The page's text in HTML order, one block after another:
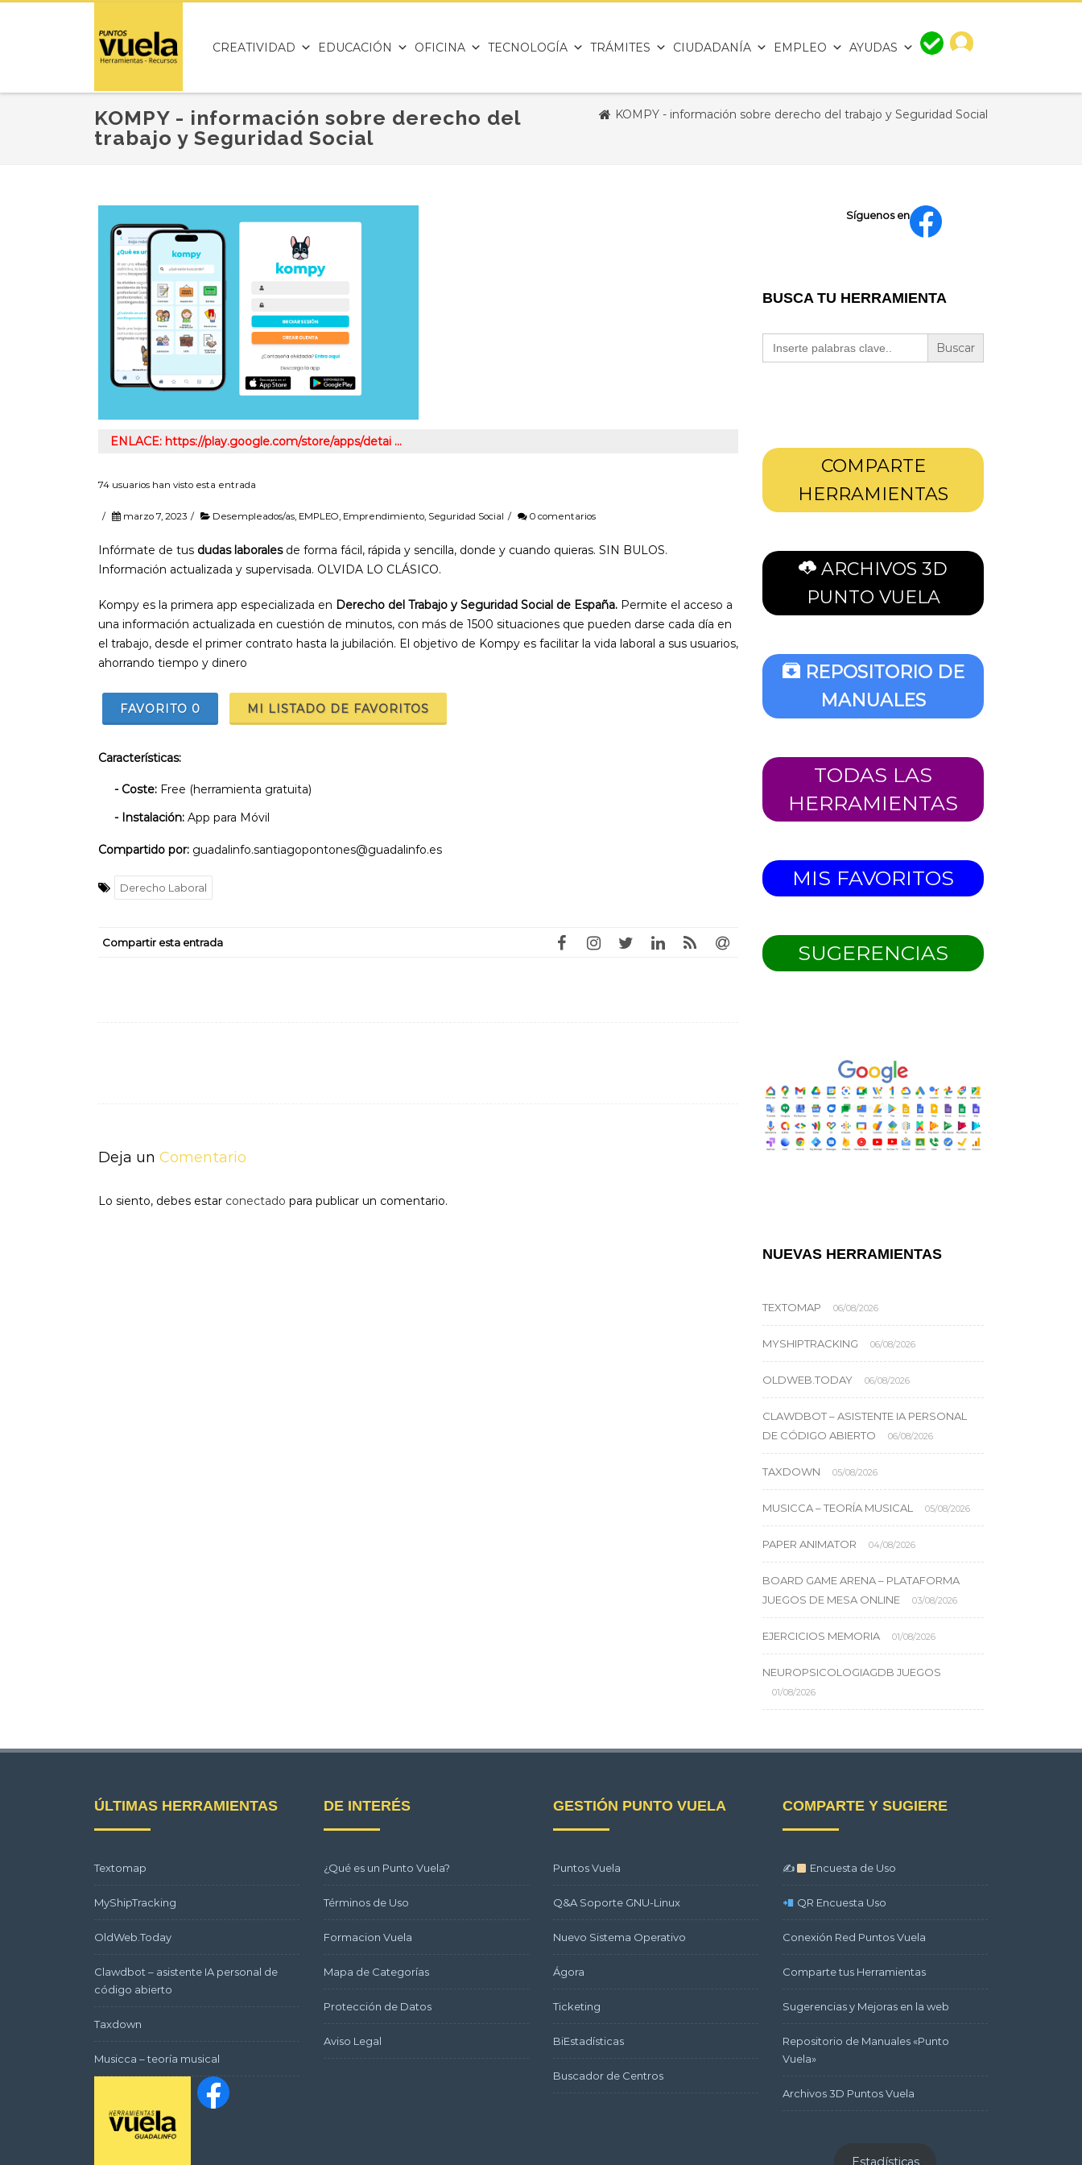
CREATIVIDAD EDUCACIÓN OFICINA TECNOLOGÍA TRÁMITES CIUDADANÍA EMPLEO AYUDAS
KOMPY - información sobre derecho del
trabajo y Seguridad Social
KOMPY - información sobre derecho del trabajo y Seguridad Social
ENLACE: https://play.google.com/store/apps/detai …
74 usuarios han visto esta entrada
/ marzo 7, 2023 / Desempleados/as, EMPLEO, Emprendimiento, Seguridad Social / 0 comentarios
Infórmate de tus dudas laborales de forma fácil, rápida y sencilla, donde y cuando quieras. SIN BULOS.
Información actualizada y supervisada. OLVIDA LO CLÁSICO.
Kompy es la primera app especializada en Derecho del Trabajo y Seguridad Social de España. Permite el acceso a
una información actualizada en cuestión de minutos, con más de 1500 situaciones que pueden darse cada día en
el trabajo, desde el primer contrato hasta la jubilación. El objetivo de Kompy es facilitar la vida laboral a sus usuarios,
ahorrando tiempo y dinero
FAVORITO 0 MI LISTADO DE FAVORITOS
Características:
- Coste: Free (herramienta gratuita)
- Instalación: App para Móvil
Compartido por: guadalinfo.santiagopontones@guadalinfo.es
Derecho Laboral
Compartir esta entrada
Deja un Comentario
Lo siento, debes estar conectado para publicar un comentario.
Síguenos en
BUSCA TU HERRAMIENTA
Buscar:
COMPARTE
HERRAMIENTAS
ARCHIVOS 3D
PUNTO VUELA
REPOSITORIO DE
MANUALES
TODAS LAS
HERRAMIENTAS
MIS FAVORITOS
SUGERENCIAS
NUEVAS HERRAMIENTAS
TEXTOMAP 06/08/2026
MYSHIPTRACKING 06/08/2026
OLDWEB.TODAY 06/08/2026
CLAWDBOT – ASISTENTE IA PERSONAL
DE CÓDIGO ABIERTO
06/08/2026
TAXDOWN 05/08/2026
MUSICCA – TEORÍA MUSICAL 05/08/2026
PAPER ANIMATOR 04/08/2026
BOARD GAME ARENA – PLATAFORMA
JUEGOS DE MESA ONLINE
03/08/2026
EJERCICIOS MEMORIA 01/08/2026
NEUROPSICOLOGIAGDB JUEGOS
01/08/2026
ÚLTIMAS HERRAMIENTAS
Textomap
MyShipTracking
OldWeb.Today
Clawdbot – asistente IA personal de
código abierto
Taxdown
Musicca – teoría musical
DE INTERÉS
¿Qué es un Punto Vuela?
Términos de Uso
Formacion Vuela
Mapa de Categorías
Protección de Datos
Aviso Legal
GESTIÓN PUNTO VUELA
Puntos Vuela
Q&A Soporte GNU-Linux
Nuevo Sistema Operativo
Ágora
Ticketing
BiEstadísticas
Buscador de Centros
COMPARTE Y SUGIERE
✍ Encuesta de Uso
QR Encuesta Uso
Conexión Red Puntos Vuela
Comparte tus Herramientas
Sugerencias y Mejoras en la web
Repositorio de Manuales «Punto
Vuela»
Archivos 3D Puntos Vuela
Estadísticas